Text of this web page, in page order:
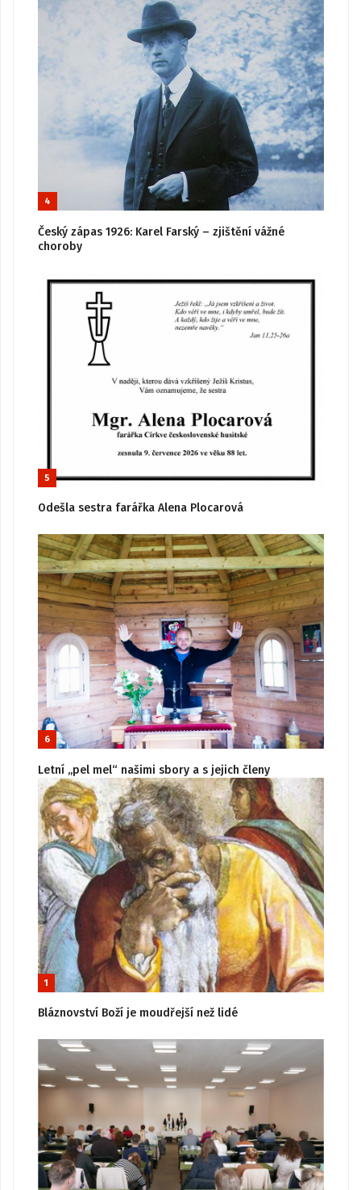
4
Český zápas 1926: Karel Farský – zjištění vážné
choroby
5
Odešla sestra farářka Alena Plocarová
6
Letní „pel mel“ našimi sbory a s jejich členy
1
Bláznovství Boží je moudřejší než lidé